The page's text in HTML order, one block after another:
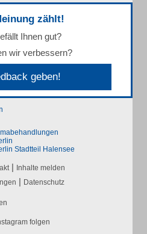
zählt!
Ihnen gut?
wir verbessern?
geben!
Stadtteil Halensee
| Inhalte melden
| Datenschutz
folgen